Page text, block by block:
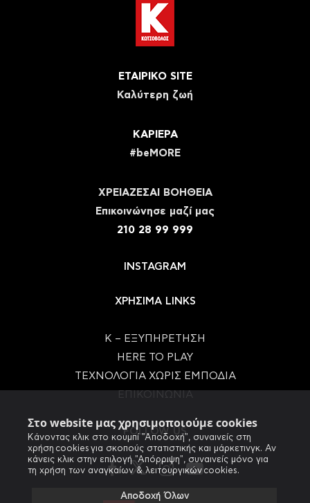
Στο website μας χρησιμοποιούμε cookies
Κάνοντας κλικ στο κουμπί "Αποδοχή", συναινείς στη
χρήση cookies για σκοπούς στατιστικής και μάρκετινγκ. Αν
κάνεις κλικ στην επιλογή "Απόρριψη", συναινείς μόνο για
τη χρήση των αναγκαίων & λειτουργικών cookies.
Αποδοχή Όλων
ΕΤΑΙΡΙΚΟ SITE
Καλύτερη ζωή
ΚΑΡΙΕΡΑ
#beMORE
ΧΡΕΙΑΖΕΣΑΙ ΒΟΗΘΕΙΑ
Eπικοινώνησε μαζί μας
210 28 99 999
INSTAGRAM
ΧΡΗΣΙΜΑ LINKS
Κ – ΕΞΥΠΗΡΕΤΗΣΗ
HERE TO PLAY
ΤΕΧΝΟΛΟΓΙΑ ΧΩΡΙΣ ΕΜΠΟΔΙΑ
FOLLOW US